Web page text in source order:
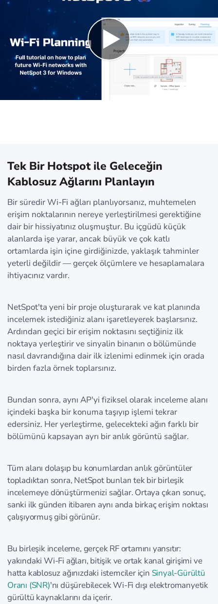
Tek Bir Hotspot ile Geleceğin
Kablosuz Ağlarını Planlayın
Bir süredir Wi-Fi ağları planlıyorsanız, muhtemelen
erişim noktalarının nereye yerleştirilmesi gerektiğine
dair bir hissiyatınız oluşmuştur. Bu içgüdü küçük
alanlarda işe yarar, ancak büyük ve çok katlı
ortamlarda işin içine girdiğinizde, yaklaşık tahminler
yeterli değildir — gerçek ölçümlere ve hesaplamalara
ihtiyacınız vardır.
NetSpot'ta yeni bir proje oluşturarak ve kat planında
incelemek istediğiniz alanı işaretleyerek başlarsınız.
Ardından geçici bir erişim noktasını seçtiğiniz ilk
noktaya yerleştirir ve sinyalin binanın o bölümünde
nasıl davrandığına dair ilk izlenimi edinmek için orada
birden fazla örnek toplarsınız.
Bundan sonra, aynı AP'yi fiziksel olarak inceleme alanı
içindeki başka bir konuma taşıyıp işlemi tekrar
edersiniz. Her yerleştirme, gelecekteki ağın farklı bir
bölümünü kapsayan ayrı bir anlık görüntü sağlar.
Tüm alanı dolaşıp bu konumlardan anlık görüntüler
topladıktan sonra, NetSpot bunları tek bir birleşik
incelemeye dönüştürmenizi sağlar. Ortaya çıkan sonuç,
sanki ilk günden itibaren aynı anda birkaç erişim noktası
çalışıyormuş gibi görünür.
Bu birleşik inceleme, gerçek RF ortamını yansıtır:
yakındaki Wi-Fi ağları, bitişik ve ortak kanal girişimi ve
hatta kablosuz ağınızdaki istemciler için Sinyal-Gürültü
Oranı (SNR)'nı düşürebilecek Wi-Fi dışı elektromanyetik
gürültü kaynaklarını da içerir.